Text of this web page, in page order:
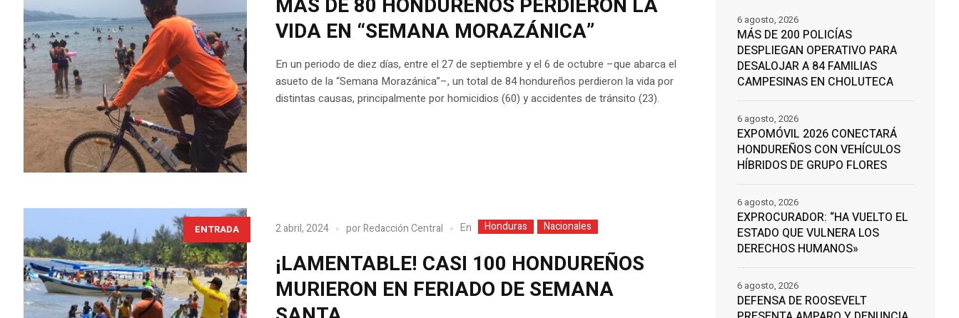
VIDA EN “SEMANA MORAZÁNICA”
En un periodo de diez días, entre el 27 de septiembre y el 6 de octubre –que abarca el
asueto de la “Semana Morazánica”–, un total de 84 hondureños perdieron la vida por
distintas causas, principalmente por homicidios (60) y accidentes de tránsito (23).
ENTRADA 2 abril, 2024 porRedacción Central En Honduras Nacionales
¡LAMENTABLE! CASI 100 HONDUREÑOS
MURIERON EN FERIADO DE SEMANA
MÁS DE 200 POLICÍAS
DESPLIEGAN OPERATIVO PARA
DESALOJAR A 84 FAMILIAS
CAMPESINAS EN CHOLUTECA
6 agosto, 2026
EXPOMÓVIL 2026 CONECTARÁ
HONDUREÑOS CON VEHÍCULOS
HÍBRIDOS DE GRUPO FLORES
6 agosto, 2026
EXPROCURADOR: “HA VUELTO EL
ESTADO QUE VULNERA LOS
DERECHOS HUMANOS»
6 agosto, 2026
DEFENSA DE ROOSEVELT
6 agosto, 2026